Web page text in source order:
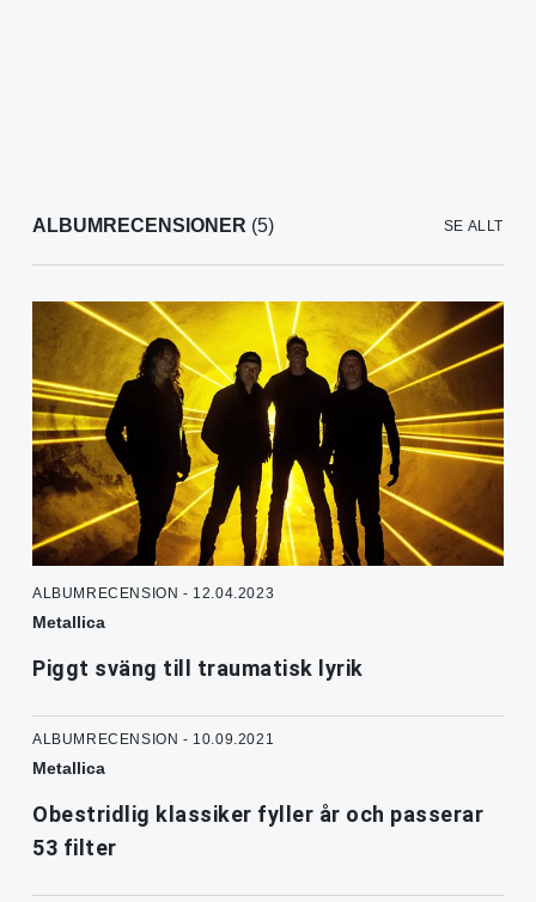
ALBUMRECENSIONER (5) SE ALLT
ALBUMRECENSION - 12.04.2023
Metallica
Piggt sväng till traumatisk lyrik
ALBUMRECENSION - 10.09.2021
Metallica
Obestridlig klassiker fyller år och passerar
53 filter